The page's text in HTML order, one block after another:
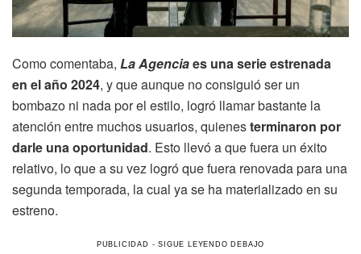
Como comentaba, La Agenciaes una serie estrenada
en el año 2024, y que aunque no consiguió ser un
bombazo ni nada por el estilo, logró llamar bastante la
atención entre muchos usuarios, quienesterminaron por
darle una oportunidad. Esto llevó a que fuera un éxito
relativo, lo que a su vez logró que fuera renovada para una
segunda temporada, la cual ya se ha materializado en su
estreno.